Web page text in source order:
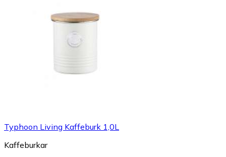
Typhoon Living Kaffeburk 1,0L
Kaffeburkar